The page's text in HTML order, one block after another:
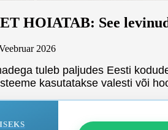
HOIATAB: See
2026
tuleb paljudes Eesti
kasutatakse valesti või